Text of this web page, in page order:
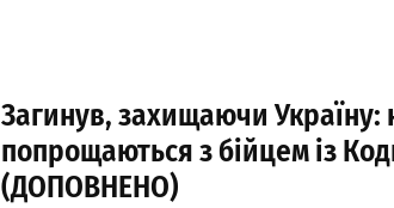
Загинув, захищаючи Україну:
попрощаються з бійцем із
(ДОПОВНЕНО)